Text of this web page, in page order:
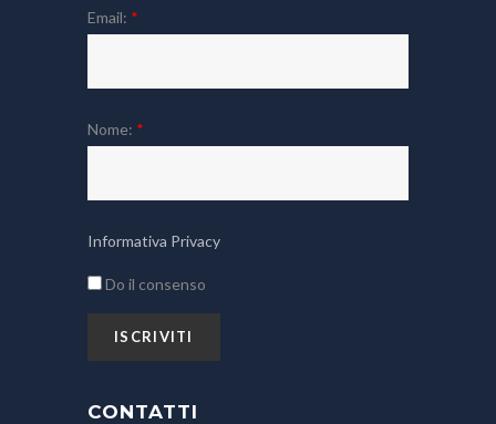
Email: *
Nome: *
Informativa Privacy
Do il consenso
CONTATTI